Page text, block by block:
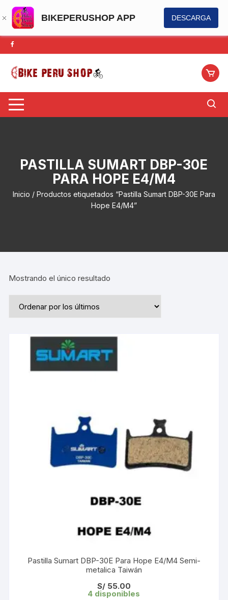
BIKEPERUSHOP APP DESCARGA
Saltar
al
contenido
PASTILLA SUMART DBP-30E
PARA HOPE E4/M4
Inicio / Productos etiquetados “Pastilla Sumart DBP-30E Para
Hope E4/M4”
Mostrando el único resultado
Pastilla Sumart DBP-30E Para Hope E4/M4 Semi-
metalica Taiwán
S/55.00
4 disponibles